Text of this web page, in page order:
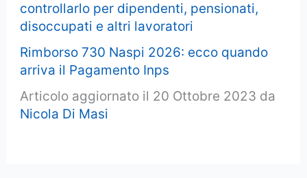
controllarlo per dipendenti, pensionati,
disoccupati e altri lavoratori
Rimborso 730 Naspi 2026: ecco quando
arriva il Pagamento Inps
Articolo aggiornato il 20 Ottobre 2023 da
Nicola Di Masi